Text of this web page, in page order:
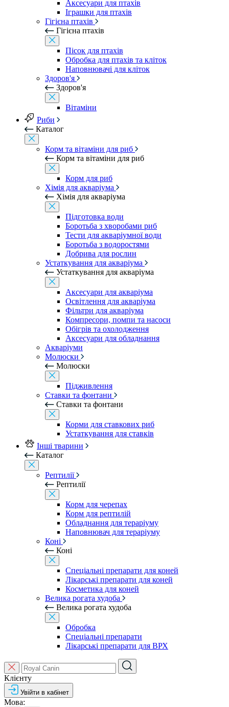
Аксесуари для птахів
Іграшки для птахів
Гігієна птахів
Гігієна птахів
Пісок для птахів
Обробка для птахів та кліток
Наповнювачі для кліток
Здоров'я
Здоров'я
Вітаміни
Риби
Каталог
Корм та вітаміни для риб
Корм та вітаміни для риб
Корм для риб
Хімія для акваріума
Хімія для акваріума
Підготовка води
Боротьба з хворобами риб
Тести для акваріумної води
Боротьба з водоростями
Добрива для рослин
Устаткування для акваріума
Устаткування для акваріума
Аксесуари для акваріума
Освітлення для акваріума
Фільтри для акваріума
Компресори, помпи та насоси
Обігрів та охолодження
Аксесуари для обладнання
Акваріуми
Молюски
Молюски
Підживлення
Ставки та фонтани
Ставки та фонтани
Корми для ставкових риб
Устаткування для ставків
Інші тварини
Каталог
Рептилії
Рептилії
Корм для черепах
Корм для рептилій
Обладнання для тераріуму
Наповнювач для тераріуму
Коні
Коні
Спеціальні препарати для коней
Лікарські препарати для коней
Косметика для коней
Велика рогата худоба
Велика рогата худоба
Обробка
Спеціальні препарати
Лікарські препарати для ВРХ
Клієнту
Увійти в кабінет
Мова: